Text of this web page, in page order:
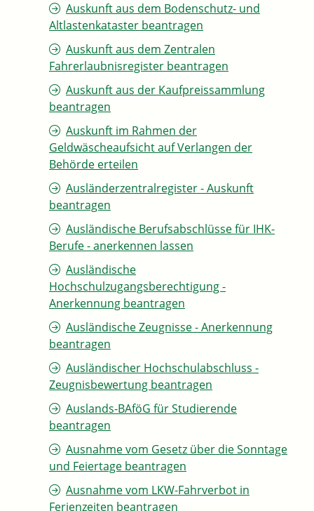
Auskunft aus dem Bodenschutz- und
Altlastenkataster beantragen
Auskunft aus dem Zentralen
Fahrerlaubnisregister beantragen
Auskunft aus der Kaufpreissammlung
beantragen
Auskunft im Rahmen der
Geldwäscheaufsicht auf Verlangen der
Behörde erteilen
Ausländerzentralregister - Auskunft
beantragen
Ausländische Berufsabschlüsse für IHK-
Berufe - anerkennen lassen
Ausländische
Hochschulzugangsberechtigung -
Anerkennung beantragen
Ausländische Zeugnisse - Anerkennung
beantragen
Ausländischer Hochschulabschluss -
Zeugnisbewertung beantragen
Auslands-BAföG für Studierende
beantragen
Ausnahme vom Gesetz über die Sonntage
und Feiertage beantragen
Ausnahme vom LKW-Fahrverbot in
Ferienzeiten beantragen